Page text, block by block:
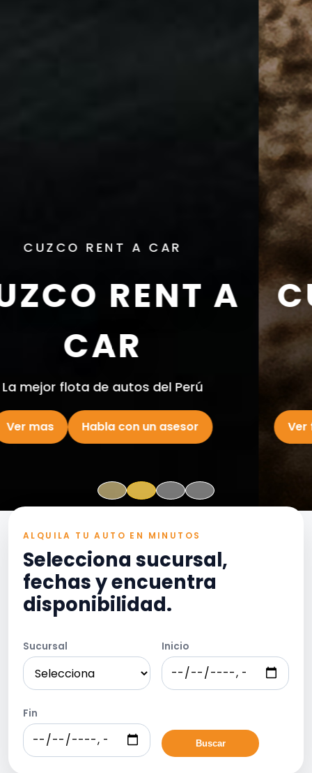
CUZCO RENT A CAR
CUZCO RENT A
ACAR
La mejor flota de autos del Perú
Ver flota completa Habla con un asesor
ALQUILA TU AUTO EN MINUTOS
Selecciona sucursal,
fechas y encuentra
disponibilidad.
Sucursal Inicio
Fin
Buscar